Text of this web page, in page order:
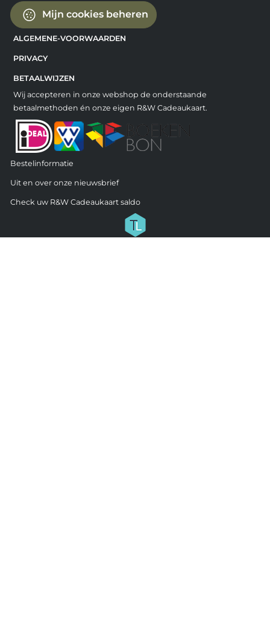
Mijn cookies beheren
ALGEMENE-VOORWAARDEN
PRIVACY
BETAALWIJZEN
Wij accepteren in onze webshop de onderstaande
betaalmethoden én onze eigen R&W Cadeaukaart.
Bestelinformatie
Uit en over onze nieuwsbrief
Check uw R&W Cadeaukaart saldo